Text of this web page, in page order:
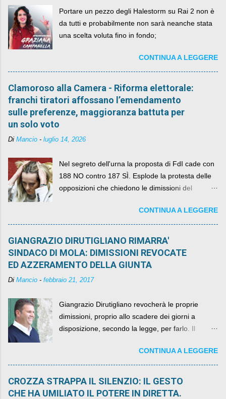
Portare un pezzo degli Halestorm su Rai 2 non è
da tutti e probabilmente non sarà neanche stata
una scelta voluta fino in fondo;
CONTINUA A LEGGERE
Clamoroso alla Camera - Riforma elettorale:
franchi tiratori affossano l’emendamento
sulle preferenze, maggioranza battuta per
un solo voto
Di Mancio - luglio 14, 2026
Nel segreto dell'urna la proposta di FdI cade con
188 NO contro 187 SÌ. Esplode la protesta delle
opposizioni che chiedono le dimissioni del
CONTINUA A LEGGERE
GIANGRAZIO DIRUTIGLIANO RIMARRA'
SINDACO DI MOLA: DIMISSIONI REVOCATE
ED AZZERAMENTO DELLA GIUNTA
Di Mancio - febbraio 21, 2017
Giangrazio Dirutigliano revocherà le proprie
dimissioni, proprio allo scadere dei giorni a
disposizione, secondo la legge, per farlo. Il
quelli che si auspicavano il contrario.CONTINUA A LEGGERE
CROZZA STRAPPA IL SILENZIO: IL GESTO
CHE HA UMILIATO IL POTERE IN DIRETTA.